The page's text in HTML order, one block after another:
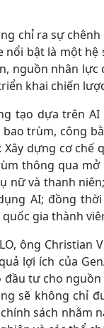
chỉ ra sự
nổi bật là một
nguồn nhân lực
khai chiến
tạo dựa trên
trùm, công
Xây dựng cơ
thông qua
nữ và thanh
AI; đồng
gia thành
ông Christian
lợi ích của
tư cho
sẽ không chỉ
sách nhằm